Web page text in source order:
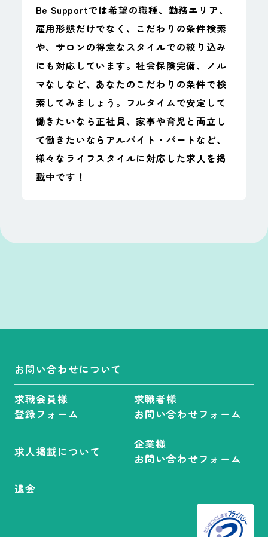
歩合・報奨金制
度、インセンテ
ィブあり
昇給（昇格）あ
り
賞与(ボーナス)
有
交通費全額支給
SNS活用サロ
ン・SNS運用サ
ポートあり
労災保険 整容(美容)国保
休日/休暇
シフト制
定休日あり
完全週休2日制
年間休日100日以
Be Supportでは希望の職種、勤務エリア、
雇用形態だけでなく、こだわりの条件検索
や、サロンの得意なスタイルでの絞り込み
にも対応しています。社会保険完備、ノル
マなしなど、あなたのこだわりの条件で検
索してみましょう。フルタイムで安定して
働きたいなら正社員、家事や育児と両立し
て働きたいならアルバイト・パートなど、
様々なライフスタイルに対応した求人を掲
載中です！
お問い合わせについて
求職会員様
登録フォーム
求職者様
お問い合わせフォーム
求人掲載について
企業様
お問い合わせフォーム
退会